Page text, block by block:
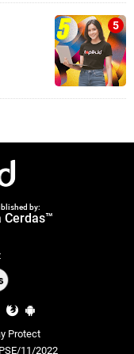
by:
Cerdas™
Protect
11/2022